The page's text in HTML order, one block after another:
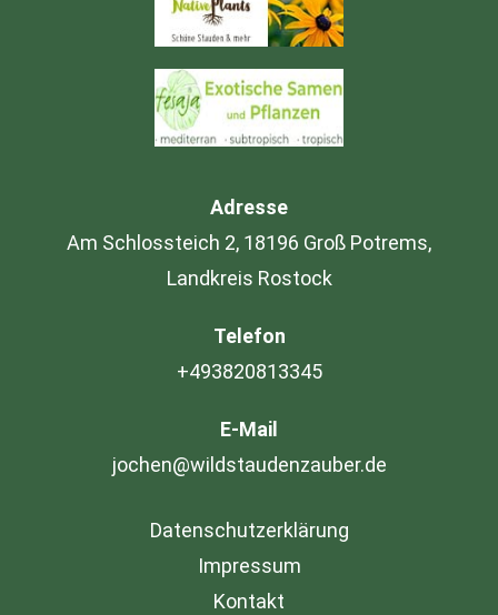
Adresse
Am Schlossteich 2, 18196 Groß Potrems,
Landkreis Rostock
Telefon
+493820813345
E-Mail
jochen@wildstaudenzauber.de
Datenschutzerklärung
Impressum
Kontakt